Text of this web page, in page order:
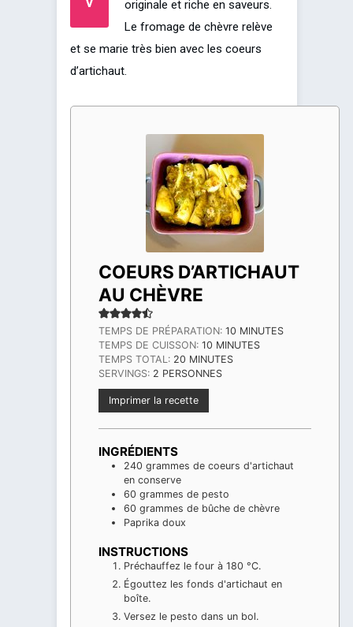
originale et riche en saveurs.
Le fromage de chèvre relève
et se marie très bien avec les coeurs
d’artichaut.
COEURS D’ARTICHAUT
AU CHÈVRE
TEMPS DE PRÉPARATION: 10 MINUTES
MINUTES
TEMPS DE CUISSON: 10 MINUTES
MINUTES
TEMPS TOTAL: 20 MINUTES
MINUTES
SERVINGS: 2 PERSONNES
Imprimer la recette
INGRÉDIENTS
240 grammes de coeurs d'artichaut
en conserve
60 grammes de pesto
60 grammes de bûche de chèvre
Paprika doux
INSTRUCTIONS
Préchauffez le four à 180 °C.
Égouttez les fonds d'artichaut en
boîte.
Versez le pesto dans un bol.